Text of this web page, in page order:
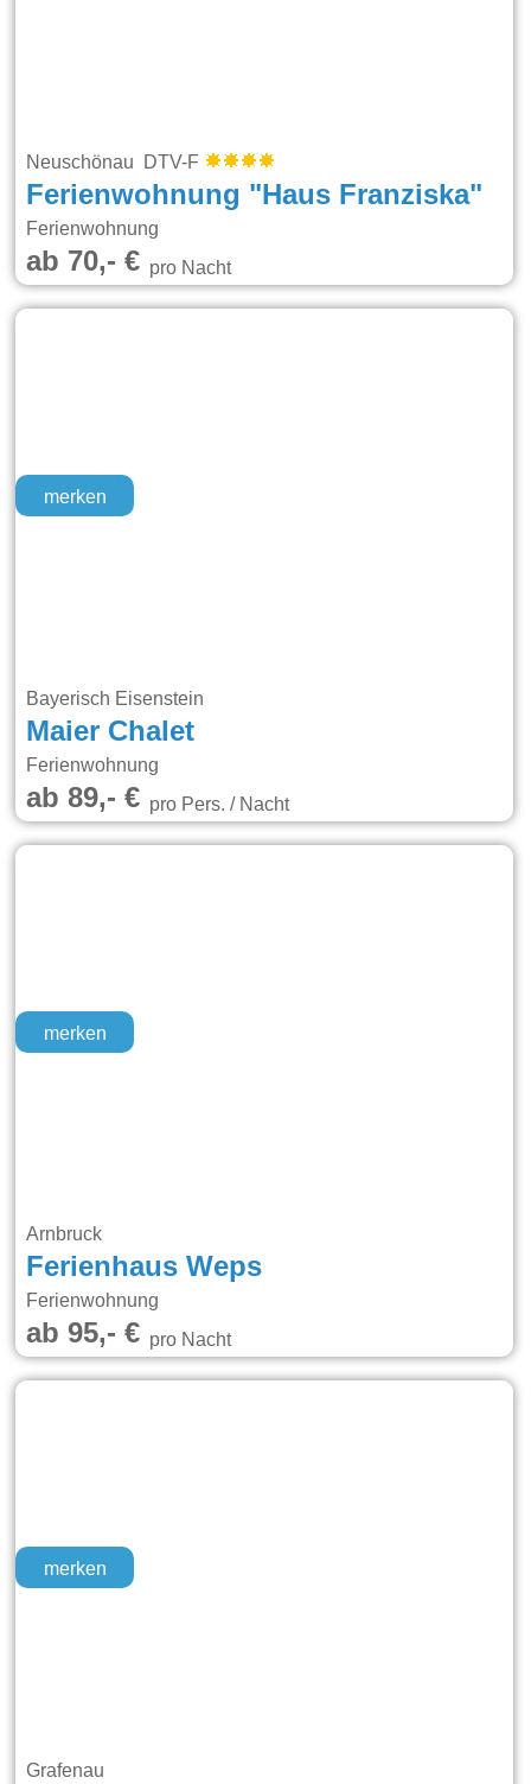
Neuschönau DTV-F
Ferienwohnung "Haus Franziska"
Ferienwohnung
ab 70,- €pro Nacht
merken
Bayerisch Eisenstein
Maier Chalet
Ferienwohnung
ab 89,- €pro Pers. / Nacht
merken
Arnbruck
Ferienhaus Weps
Ferienwohnung
ab 95,- €pro Nacht
merken
Grafenau